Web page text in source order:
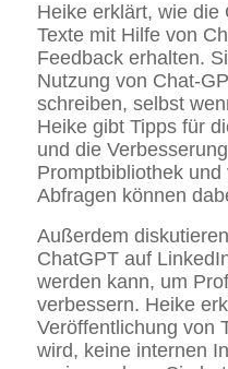
Heike erklärt, wie die
Texte mit Hilfe von
Feedback erhalten.
Nutzung von Chat-
schreiben, selbst
Heike gibt Tipps für
und die
Promptbibliothek
Abfragen können
Außerdem
ChatGPT auf
werden kann, um
verbessern. Heike
Veröffentlichung von
wird, keine internen